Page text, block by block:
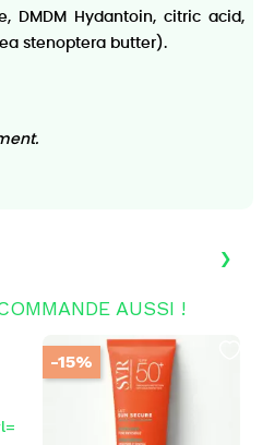
DMDM Hydantoin, citric acid,
stenoptera butter).
AUSSI !
-15%
›